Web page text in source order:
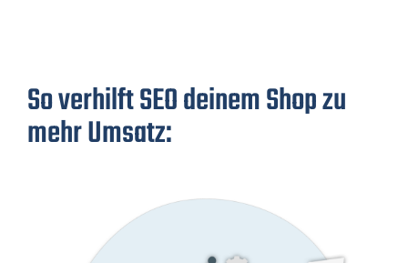
So verhilft SEO deinem Shop zu
mehr Umsatz: